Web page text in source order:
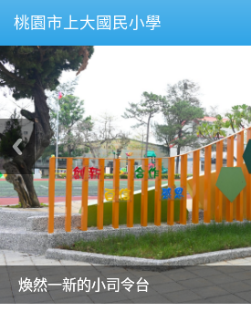
桃園市上大國民小學
美麗的操場是我們活力的來源
美麗的操場是我們活力的來源
煥然一新的小司令台
煥然一新的小司令台
富含桃園埤塘田園風光意象的中廊
富含桃園埤塘田園風光意象的中廊
嶄新的中庭廣場
嶄新的中庭廣場
水生池生生不息
水生池生生不息